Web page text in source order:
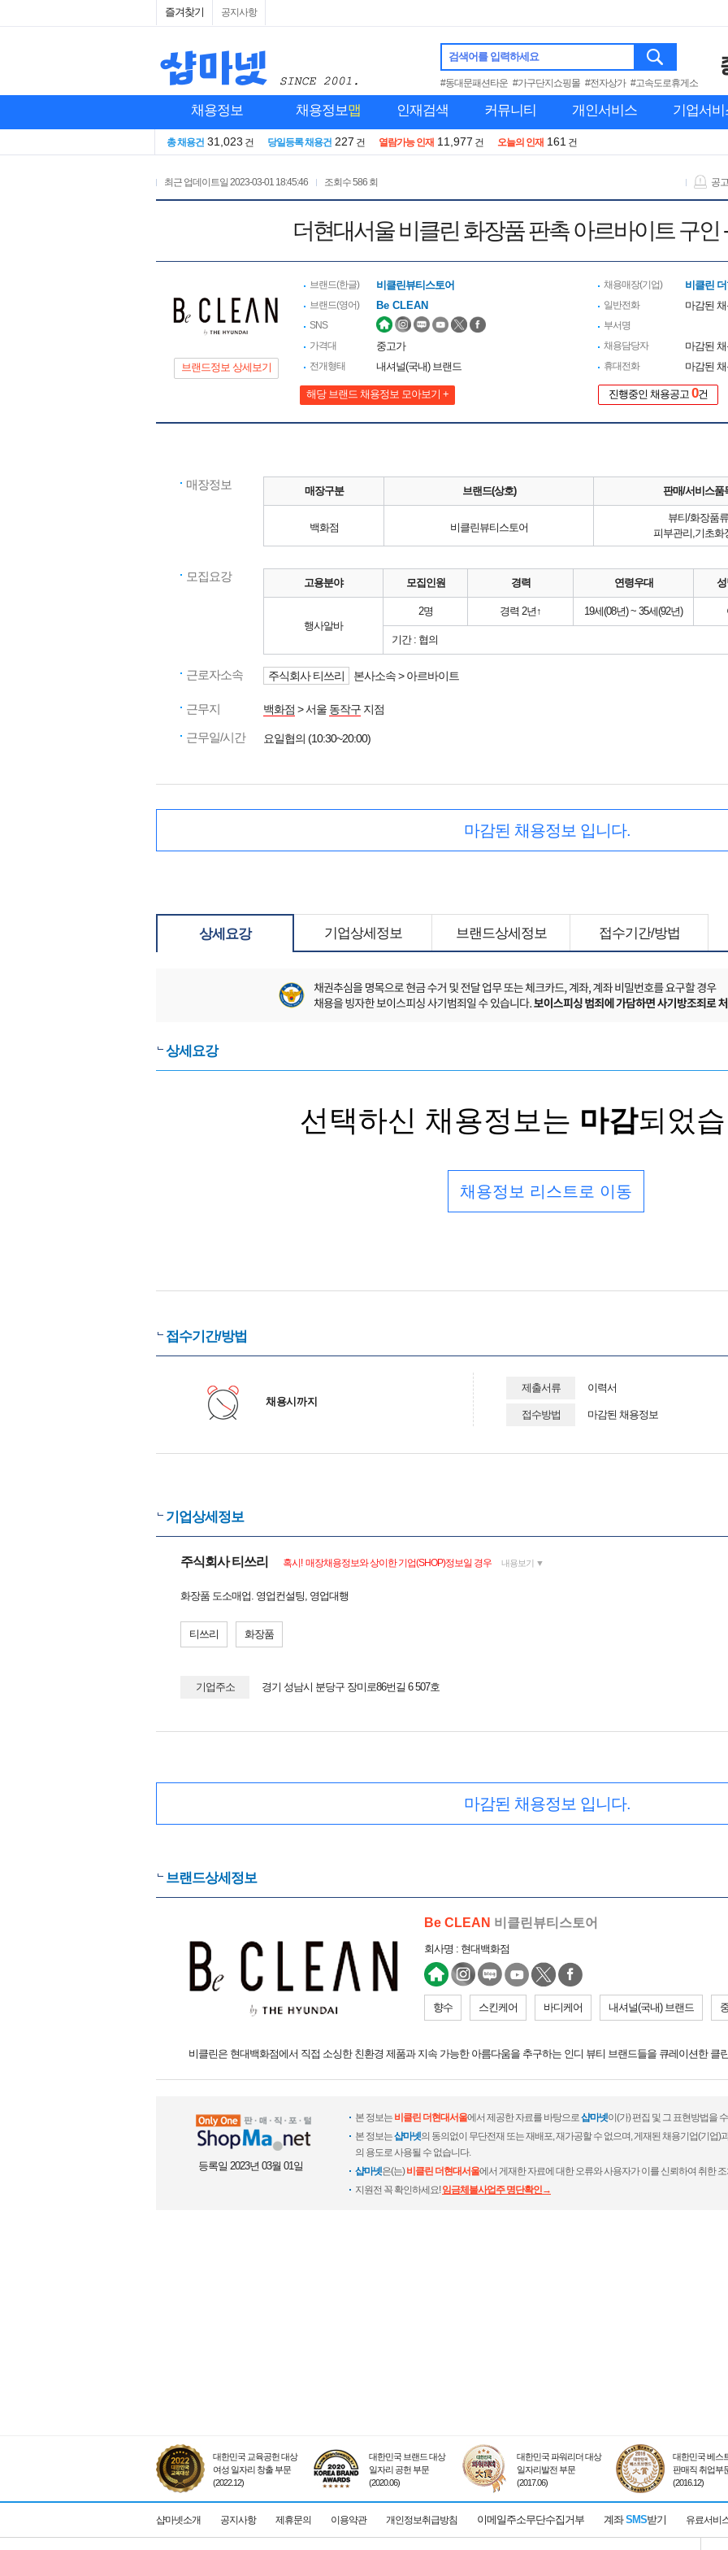
즐겨찾기 공지사항
검색어를 입력하세요
#동대문패션타운 #가구단지쇼핑몰 #전자상가 #고속도로휴게소
채용정보 채용정보맵 인재검색 커뮤니티 개인서비스 기업서비
총 채용건 31,023 건 당일등록 채용건 227 건 열람가능 인재 11,977 건 오늘의 인재 161 건
최근 업데이트일 2023-03-01 18:45:46 조회수586 회 공
더현대서울 비클린 화장품 판촉 아르바이트 구인
브랜드정보 상세보기
브랜드(한글) 비클린뷰티스토어
브랜드(영어) Be CLEAN
SNS
가격대
중고가
전개형태 내셔널(국내) 브랜드
해당 브랜드 채용정보 모아보기 +
채용매장(기업) 비클린
일반전화 마감된
부서명
채용담당자
마감된
휴대전화 마감된
진행중인 채용공고 0건
매장정보 매장구분 브랜드(상호) 판매/서비스품
백화점 비클린뷰티스토어
뷰티/화장품류
피부관리,기초화
모집요강 고용분야 모집인원 경력 연령우대
행사알바
2명 경력 2년↑ 19세(08년) ~ 35세(92년)
기간 : 협의
근로자소속 주식회사 티쓰리 본사소속 > 아르바이트
근무지 백화점 > 서울 동작구 지점
근무일/시간 요일협의 (10:30~20:00)
마감된 채용정보 입니다.
상세요강 기업상세정보 브랜드상세정보 접수기간/방법
상세요강
선택하신 채용정보는 마감되었
채용정보 리스트로 이동
접수기간/방법
채용시까지
제출서류 이력서
접수방법 마감된 채용정보
기업상세정보
주식회사 티쓰리 혹시! 매장채용정보와 상이한 기업(SHOP)정보일 경우 내용보기 ▼
화장품 도소매업. 영업컨설팅, 영업대행
티쓰리 화장품
기업주소 경기 성남시 분당구 장미로86번길 6 507호
마감된 채용정보 입니다.
브랜드상세정보
Be CLEAN 비클린뷰티스토어
회사명 : 현대백화점
향수 스킨케어 바디케어 내셔널(국내) 브랜드
비클린은 현대백화점에서 직접 소싱한 친환경 제품과 지속 가능한 아름다움을 추구하는 인디 뷰티 브랜드들을 큐레이션한 클
등록일 2023년 03월 01일
본 정보는 비클린 더현대서울에서 제공한 자료를 바탕으로샵마넷이(가) 편집 및 그 표현방법을
본 정보는샵마넷의 동의없이 무단전재 또는 재배포, 재가공할 수 없으며, 게재된 채용기업(기업)
의 용도로 사용될 수 없습니다.
샵마넷은(는)비클린 더현대서울에서 게재한 자료에 대한 오류와 사용자가 이를 신뢰하여 취한
지원전 꼭 확인하세요!임금체불사업주 명단확인→
대한민국 교육공헌 대상
여성 일자리 창출 부문
(2022.12)
대한민국 브랜드 대상
일자리 공헌 부문
(2020.06)
대한민국 파워리더 대상
일자리발전 부문
(2017.06)
대한민국 베스
판매직 취업부
(2016.12)
샵마넷소개 공지사항 제휴문의 이용약관 개인정보취급방침 이메일주소무단수집거부 계좌SMS받기 유료서비